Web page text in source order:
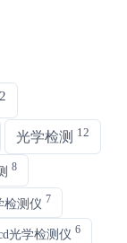
光学检测 12
8
检测仪 7
光学检测仪 6